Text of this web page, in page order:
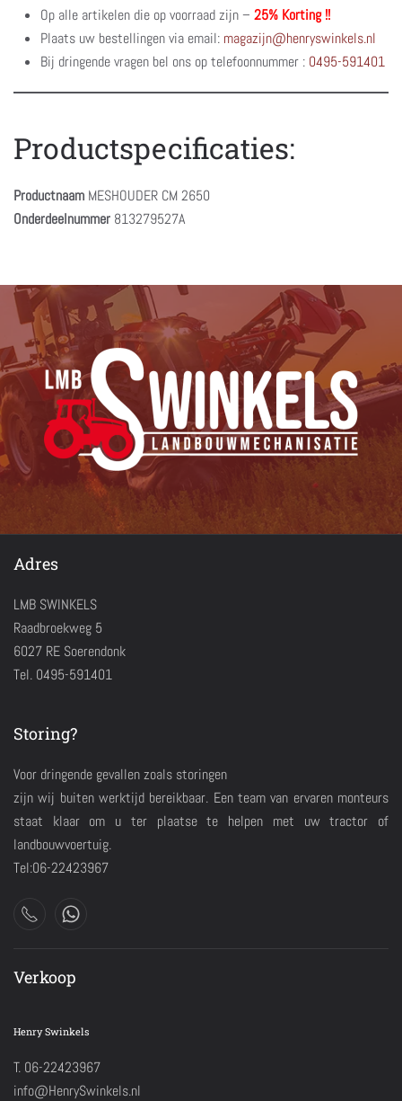
Op alle artikelen die op voorraad zijn – 25% Korting !!
Plaats uw bestellingen via email: magazijn@henryswinkels.nl
Bij dringende vragen bel ons op telefoonnummer : 0495-591401
Productspecificaties:
Productnaam MESHOUDER CM 2650
Onderdeelnummer 813279527A
Adres
LMB SWINKELS
Raadbroekweg 5
6027 RE Soerendonk
Tel. 0495-591401
Storing?
Voor dringende gevallen zoals storingen
zijn wij buiten werktijd bereikbaar. Een team van ervaren monteurs
staat klaar om u ter plaatse te helpen met uw tractor of
landbouwvoertuig.
Tel:06-22423967
Verkoop
Henry Swinkels
T. 06-22423967
info@HenrySwinkels.nl